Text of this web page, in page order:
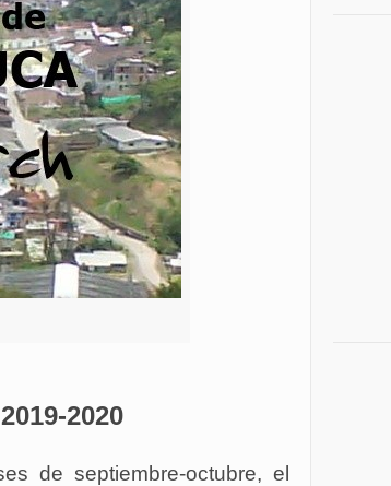
2020
de septiembre-octubre, el